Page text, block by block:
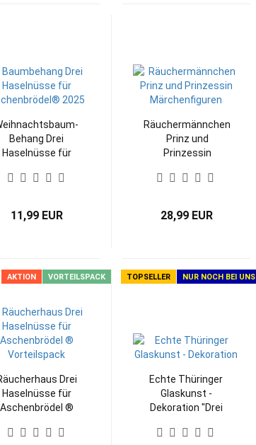
Behang Drei
Haselnüsse für
limited 2025
11,99 EUR
Räuchermännchen
Prinz und
Prinzessin
28,99 EUR
AKTION VORTEILSPACK
Drei
Haselnüsse für
Aschenbrödel ®
TOPSELLER NUR NOCH BEI UNS
Echte Thüringer
Glaskunst -
Dekoration "Drei
Aschenbrödel®"